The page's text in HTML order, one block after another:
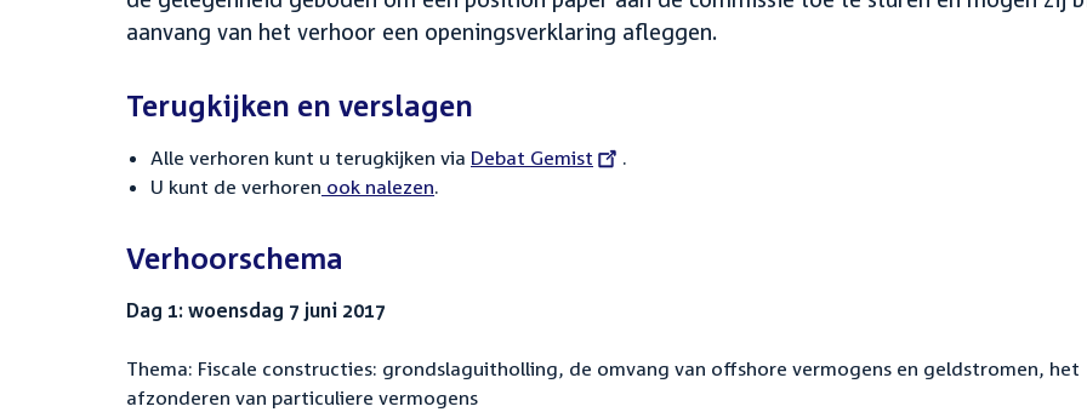
aanvang van het verhoor een openingsverklaring afleggen.
Terugkijken en verslagen
Alle verhoren kunt u terugkijken via External
Debat Gemist
.
U kunt de verhoren ook nalezen.
Verhoorschema
Dag 1: woensdag 7 juni 2017
Thema: Fiscale constructies: grondslaguitholling, de omvang van offshore vermogens en geldstromen, het
afzonderen van particuliere vermogens